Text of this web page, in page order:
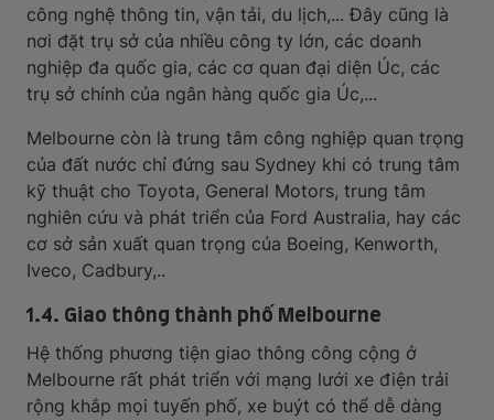
công nghệ thông tin, vận tải, du lịch,... Đây cũng là
nơi đặt trụ sở của nhiều công ty lớn, các doanh
nghiệp đa quốc gia, các cơ quan đại diện Úc, các
trụ sở chính của ngân hàng quốc gia Úc,...
Melbourne còn là trung tâm công nghiệp quan trọng
của đất nước chỉ đứng sau Sydney khi có trung tâm
kỹ thuật cho Toyota, General Motors, trung tâm
nghiên cứu và phát triển của Ford Australia, hay các
cơ sở sản xuất quan trọng của Boeing, Kenworth,
Iveco, Cadbury,..
1.4. Giao thông thành phố Melbourne
Hệ thống phương tiện giao thông công cộng ở
Melbourne rất phát triển với mạng lưới xe điện trải
rộng khắp mọi tuyến phố, xe buýt có thể dễ dàng